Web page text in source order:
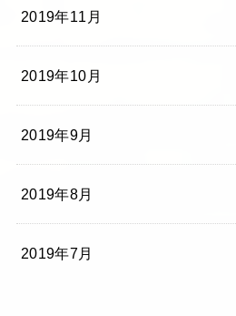
2019年11月
2019年10月
2019年9月
2019年8月
2019年7月